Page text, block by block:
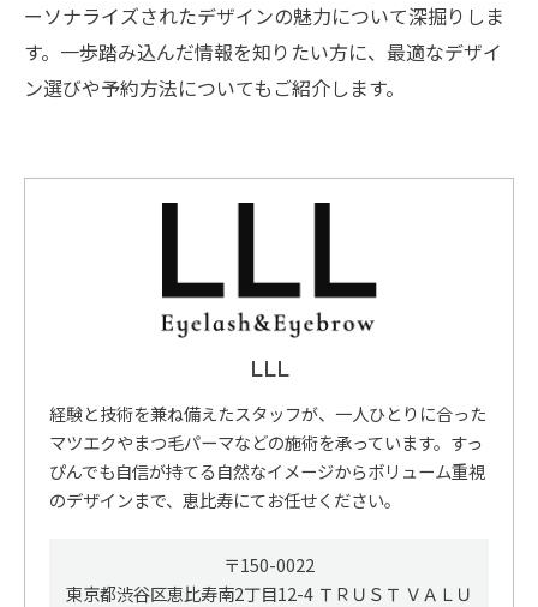
ーソナライズされたデザインの魅力について深掘りしま
す。一歩踏み込んだ情報を知りたい方に、最適なデザイ
ン選びや予約方法についてもご紹介します。
LLL
経験と技術を兼ね備えたスタッフが、一人ひとりに合った
マツエクやまつ毛パーマなどの施術を承っています。すっ
ぴんでも自信が持てる自然なイメージからボリューム重視
のデザインまで、恵比寿にてお任せください。
〒150-0022
東京都渋谷区恵比寿南2丁目12-4 ＴＲＵＳＴ ＶＡＬＵ